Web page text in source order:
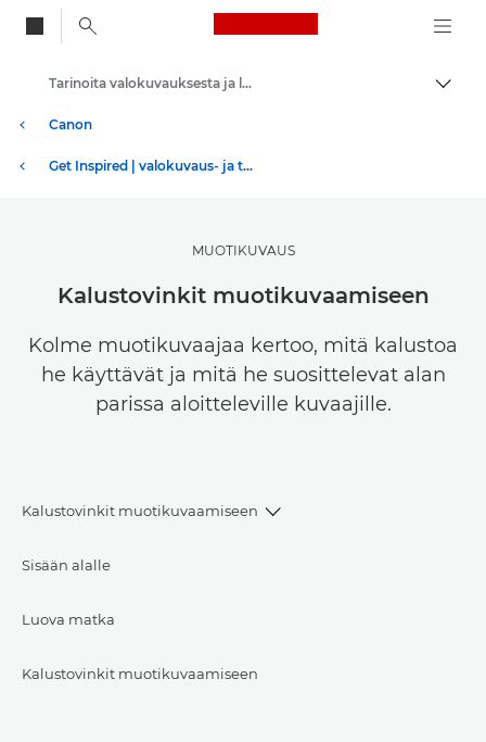
Canon Logo, back
Canon
Get Inspired | valokuvaus- ja tulostusvinkkejä sekä ostajan oppaita
Tarinoita valokuvauksesta ja luovuudesta
MUOTIKUVAUS
Kalustovinkit muotikuvaamiseen
Kolme muotikuvaajaa kertoo, mitä kalustoa
he käyttävät ja mitä he suosittelevat alan
parissa aloitteleville kuvaajille.
Kalustovinkit muotikuvaamiseen
Sisään alalle
Luova matka
Kalustovinkit muotikuvaamiseen